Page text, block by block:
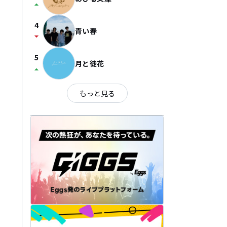
arrow_drop_up
4
arrow_drop_down 青い春
5
arrow_drop_up 月と徒花
もっと見る